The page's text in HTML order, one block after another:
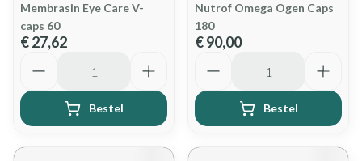
Membrasin Eye Care V-
caps 60
€ 27,62
Bestel
Nutrof Omega Ogen Caps
180
€ 90,00
Bestel